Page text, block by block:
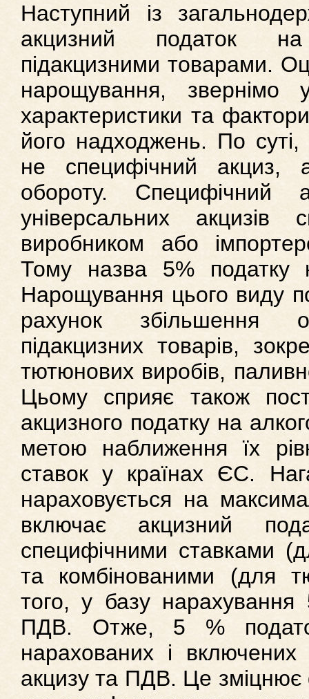
Наступний із
акцизний податок на
підакцизними товарами.
нарощування, звернімо
характеристики та
його надходжень. По
не специфічний акциз,
обороту. Специфічний
універсальних акцизів
виробником або
Тому назва 5% податку
Нарощування цього виду
рахунок збільшення
підакцизних товарів,
тютюнових виробів,
Цьому сприяє також
акцизного податку на
метою наближення їх
ставок у країнах ЄС.
нараховується на
включає акцизний
специфічними ставками
та комбінованими (для
того, у базу
ПДВ. Отже, 5 %
нарахованих і
акцизу та ПДВ. Це зміцнює